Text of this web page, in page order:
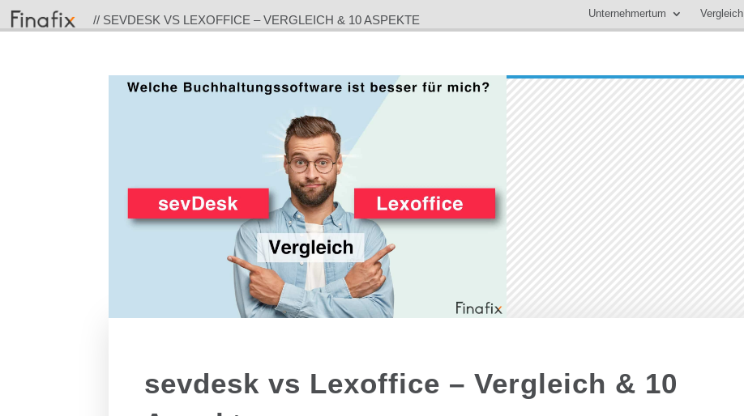
// SEVDESK VS LEXOFFICE – VERGLEICH & 10 ASPEKTE Unternehmertum Vergleich
sevdesk vs Lexoffice – Vergleich & 10